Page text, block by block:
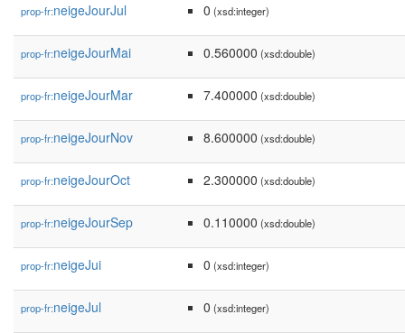
prop-fr:neigeJourJul 0 (xsd:integer)
prop-fr:neigeJourMai 0.560000 (xsd:double)
prop-fr:neigeJourMar 7.400000 (xsd:double)
prop-fr:neigeJourNov 8.600000 (xsd:double)
prop-fr:neigeJourOct 2.300000 (xsd:double)
prop-fr:neigeJourSep 0.110000 (xsd:double)
prop-fr:neigeJui 0 (xsd:integer)
prop-fr:neigeJul 0 (xsd:integer)